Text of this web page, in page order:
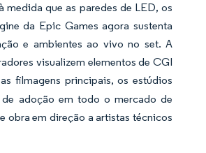
medida que as paredes de LED, os
da Epic Games agora sustenta
e ambientes ao vivo no set. A
visualizem elementos de CGI
filmagens principais, os estúdios
adoção em todo o mercado de
obra em direção a artistas técnicos